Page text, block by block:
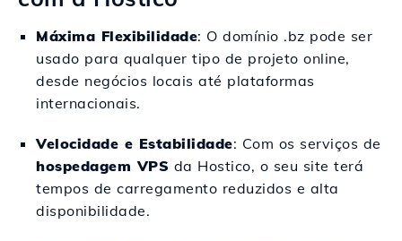
Máxima Flexibilidade: O domínio .bz pode ser
usado para qualquer tipo de projeto online,
desde negócios locais até plataformas
internacionais.
Velocidade e Estabilidade: Com os serviços de
hospedagem VPS da Hostico, o seu site terá
tempos de carregamento reduzidos e alta
disponibilidade.